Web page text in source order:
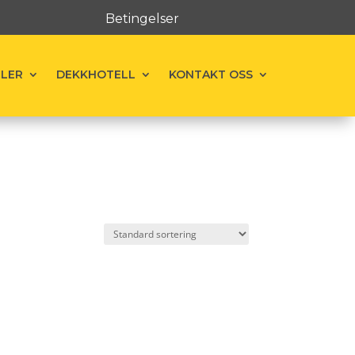
Betingelser
DEKKHOTELL KONTAKT OSS